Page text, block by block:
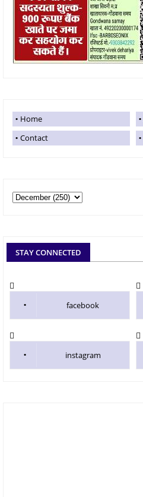
Home
Contact
STAY CONNECTED
facebook
instagram